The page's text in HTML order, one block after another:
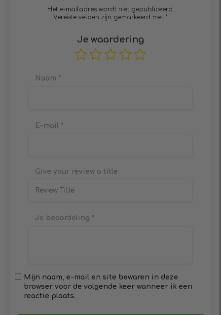
Het e-mailadres wordt niet gepubliceerd.
Vereiste velden zijn gemarkeerd met *
Give your review a title
Je waardering
Je beoordeling *
Naam *
E-mail *
Mijn naam, e-mail en site bewaren in deze
browser voor de volgende keer wanneer ik een
reactie plaats.